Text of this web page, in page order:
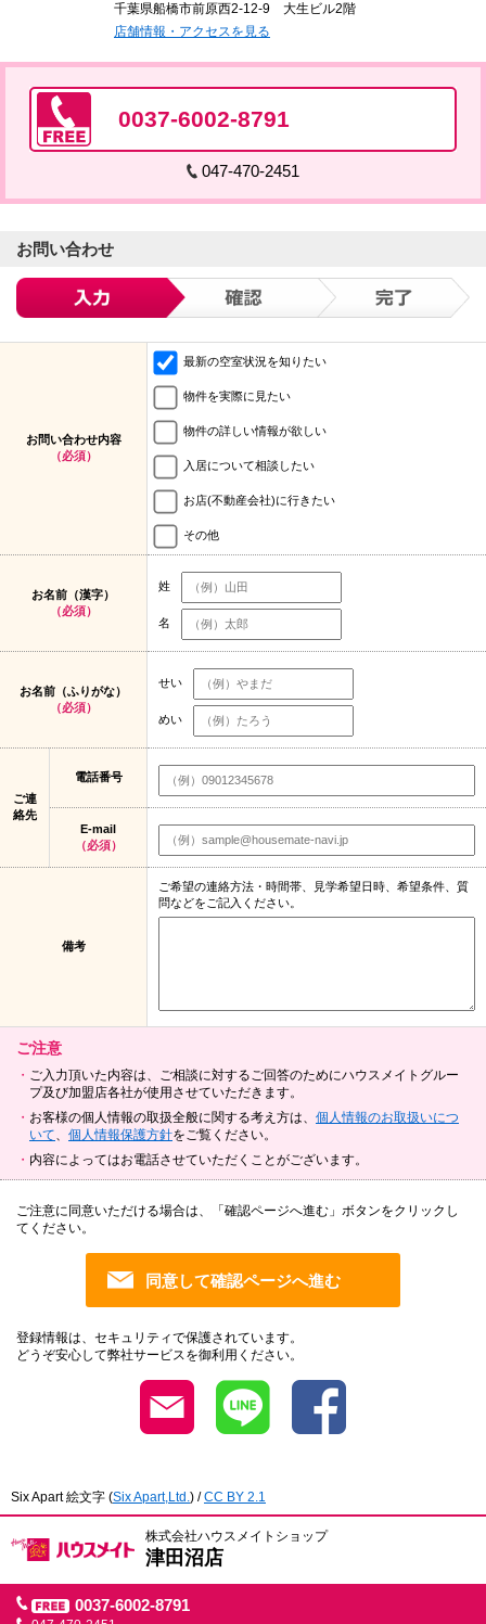
千葉県船橋市前原西2-12-9 大生ビル2階
店舗情報・アクセスを見る
0037-6002-8791
047-470-2451
お問い合わせ
お問い合わせ内容
（必須）
最新の空室状況を知りたい
物件を実際に見たい
物件の詳しい情報が欲しい
入居について相談したい
お店(不動産会社)に行きたい
その他
お名前（漢字）
（必須）
姓
名
お名前（ふりがな）
（必須）
せい
めい
ご連
絡先
電話番号
E-mail
（必須）
備考
ご希望の連絡方法・時間帯、見学希望日時、希望条件、質
問などをご記入ください。
ご注意
ご入力頂いた内容は、ご相談に対するご回答のためにハウスメイトグルー
プ及び加盟店各社が使用させていただきます。
お客様の個人情報の取扱全般に関する考え方は、 個人情報のお取扱いにつ
いて、 個人情報保護方針をご覧ください。
内容によってはお電話させていただくことがございます。
ご注意に同意いただける場合は、「確認ページへ進む」ボタンをクリックし
てください。
登録情報は、セキュリティで保護されています。
どうぞ安心して弊社サービスを御利用ください。
Six Apart 絵文字 (Six Apart,Ltd.) /CC BY 2.1
株式会社ハウスメイトショップ
津田沼店
0037-6002-8791